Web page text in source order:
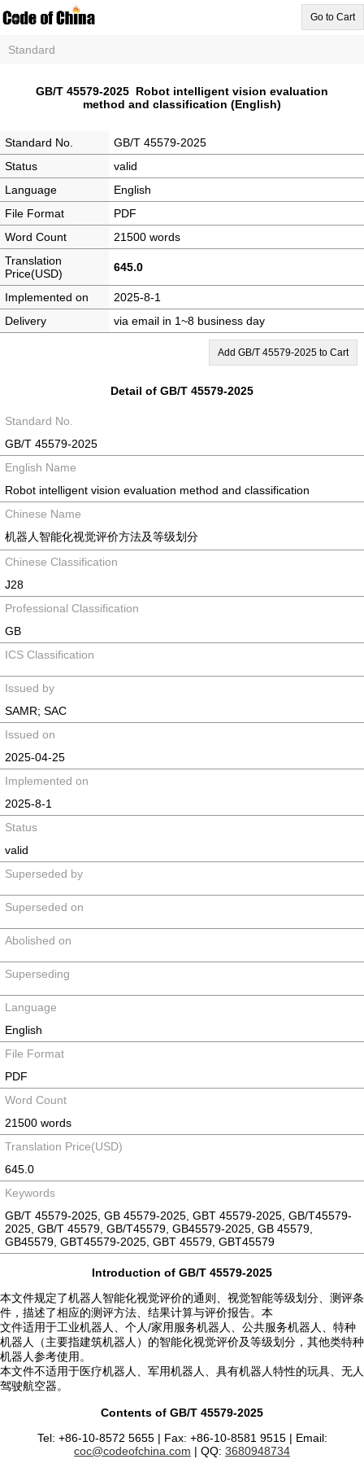
Go to Cart
Standard
GB/T 45579-2025 Robot intelligent vision evaluation
method and classification (English)
Standard No.
GB/T 45579-2025
Status
valid
Language
English
File Format
PDF
Word Count
21500 words
Translation
Price(USD)
645.0
Implemented on
2025-8-1
Delivery
via email in 1~8 business day
Add GB/T 45579-2025 to Cart
Detail of GB/T 45579-2025
Standard No.
GB/T 45579-2025
English Name
Robot intelligent vision evaluation method and classification
Chinese Name
机器人智能化视觉评价方法及等级划分
Chinese Classification
J28
Professional Classification
GB
ICS Classification
Issued by
SAMR; SAC
Issued on
2025-04-25
Implemented on
2025-8-1
Status
valid
Superseded by
Superseded on
Abolished on
Superseding
Language
English
File Format
PDF
Word Count
21500 words
Translation Price(USD)
645.0
Keywords
GB/T 45579-2025, GB 45579-2025, GBT 45579-2025, GB/T45579-
2025, GB/T 45579, GB/T45579, GB45579-2025, GB 45579,
GB45579, GBT45579-2025, GBT 45579, GBT45579
Introduction of GB/T 45579-2025
本文件规定了机器人智能化视觉评价的通则、视觉智能等级划分、测评条
件，描述了相应的测评方法、结果计算与评价报告。本
文件适用于工业机器人、个人/家用服务机器人、公共服务机器人、特种
机器人（主要指建筑机器人）的智能化视觉评价及等级划分，其他类特种
机器人参考使用。
本文件不适用于医疗机器人、军用机器人、具有机器人特性的玩具、无人
驾驶航空器。
Contents of GB/T 45579-2025
Tel: +86-10-8572 5655 | Fax: +86-10-8581 9515 | Email:
coc@codeofchina.com | QQ: 3680948734